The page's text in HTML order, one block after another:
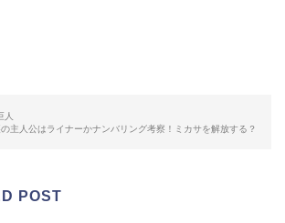
人
の主人公はライナーかナンバリング考察！ミカサを解放する？
POST